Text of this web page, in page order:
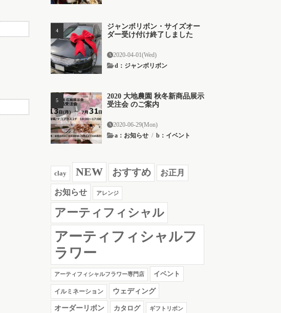
ジャンボリボン・サイズオー
ダー受け付け終了しました
2020-04-01(Wed)
d：ジャンボリボン
2020 大地農園 秋冬新商品展示
受注会 のご案内
2020-06-29(Mon)
a：お知らせ / b：イベント
clay NEW おすすめ お正月
お知らせ アレンジ
アーティフィシャル
アーティフィシャルフ
ラワー
アーティフィシャルフラワー専門店 イベント
イルミネーション ウェディング
オーダーリボン カタログ ギフトリボン